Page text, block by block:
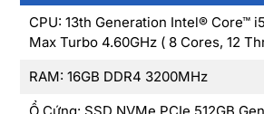
CPU: 13th Generation Intel® Core™
Max Turbo 4.60GHz ( 8 Cores, 12
RAM: 16GB DDR4 3200MHz